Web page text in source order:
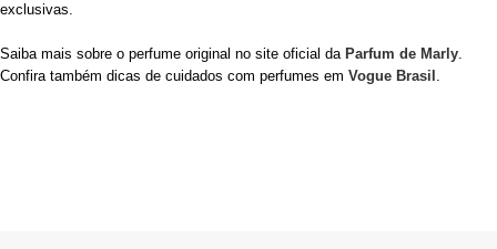
exclusivas.
Saiba mais sobre o perfume original no site oficial da Parfum de Marly.
Confira também dicas de cuidados com perfumes em Vogue Brasil .